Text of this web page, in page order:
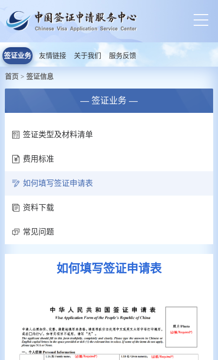
签证业务 友情链接 关于我们 服务反馈
首页 > 签证信息
— 签证业务 —
签证类型及材料清单
费用标准
如何填写签证申请表
资料下载
常见问题
如何填写签证申请表